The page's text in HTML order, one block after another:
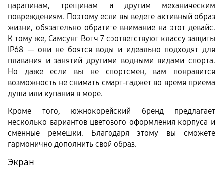
царапинам, трещинам и другим механическим
повреждениям. Поэтому если вы ведете активный образ
жизни, обязательно обратите внимание на этот девайс.
К тому же, Самсунг Вотч 7 соответствуют классу защиты
IP68 — они не боятся воды и идеально подходят для
плавания и занятий другими водными видами спорта.
Но даже если вы не спортсмен, вам понравится
возможность не снимать смарт-гаджет во время приема
душа или купания в море.
Кроме того, южнокорейский бренд предлагает
несколько вариантов цветового оформления корпуса и
сменные ремешки. Благодаря этому вы сможете
гармонично дополнить свой образ.
Экран